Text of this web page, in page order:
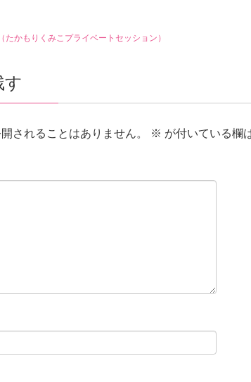
たかもりくみこプライベートセッション）
す
されることはありません。 ※ が付いている欄